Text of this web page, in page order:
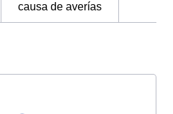
causa de averías